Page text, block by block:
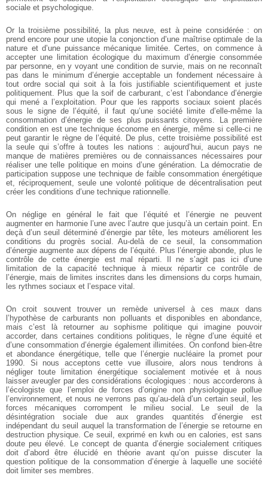
sociale et psychologique.
Or la troisième possibilité, la plus neuve, est à peine considérée : on
prend encore pour une utopie la conjonction d’une maîtrise optimale de la
nature et d’une puissance mécanique limitée. Certes, on commence à
accepter une limitation écologique du maximum d’énergie consommée
par personne, en y voyant une condition de survie, mais on ne reconnaît
pas dans le minimum d’énergie acceptable un fondement nécessaire à
tout ordre social qui soit à la fois justifiable scientifiquement et juste
politiquement. Plus que la soif de carburant, c’est l’abondance d’énergie
qui mené a l’exploitation. Pour que les rapports sociaux soient placés
sous le signe de l’équité, il faut qu’une société limite d’elle-même la
consommation d’énergie de ses plus puissants citoyens. La première
condition en est une technique économe en énergie, même si celle-ci ne
peut garantir le règne de l’équité. De plus, cette troisième possibilité est
la seule qui s’offre à toutes les nations : aujourd’hui, aucun pays ne
manque de matières premières ou de connaissances nécessaires pour
réaliser une telle politique en moins d’une génération. La démocratie de
participation suppose une technique de faible consommation énergétique
et, réciproquement, seule une volonté politique de décentralisation peut
créer les conditions d’une technique rationnelle.
On néglige en général le fait que l’équité et l’énergie ne peuvent
augmenter en harmonie l’une avec l’autre que jusqu’à un certain point. En
deçà d’un seuil déterminé d’énergie par tête, les moteurs améliorent les
conditions du progrès social. Au-delà de ce seuil, la consommation
d’énergie augmente aux dépens de l’équité. Plus l’énergie abonde, plus le
contrôle de cette énergie est mal réparti. Il ne s’agit pas ici d’une
limitation de la capacité technique à mieux répartir ce contrôle de
l’énergie, mais de limites inscrites dans les dimensions du corps humain,
les rythmes sociaux et l’espace vital.
On croit souvent trouver un remède universel à ces maux dans
l’hypothèse de carburants non polluants et disponibles en abondance,
mais c’est là retourner au sophisme politique qui imagine pouvoir
accorder, dans certaines conditions politiques, le règne d’une équité et
d’une consommation d’énergie également illimitées. On confond bien-être
et abondance énergétique, telle que l’énergie nucléaire la promet pour
1990. Si nous acceptons cette vue illusoire, alors nous tendrons à
négliger toute limitation énergétique socialement motivée et à nous
laisser aveugler par des considérations écologiques : nous accorderons à
l’écologiste que l’emploi de forces d’origine non physiologique pollue
l’environnement, et nous ne verrons pas qu’au-delà d’un certain seuil, les
forces mécaniques corrompent le milieu social. Le seuil de la
désintégration sociale due aux grandes quantités d’énergie est
indépendant du seuil auquel la transformation de l’énergie se retourne en
destruction physique. Ce seuil, exprimé en kwh ou en calories, est sans
doute peu élevé. Le concept de quanta d’énergie socialement critiques
doit d’abord être élucidé en théorie avant qu’on puisse discuter la
question politique de la consommation d’énergie à laquelle une société
doit limiter ses membres.